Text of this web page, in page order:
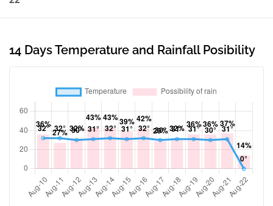
14 Days Temperature and Rainfall Posibility